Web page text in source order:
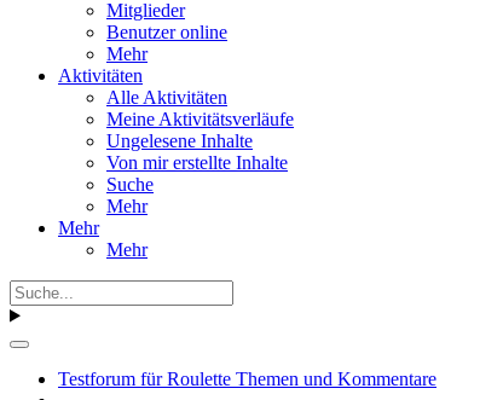
Mitglieder
Benutzer online
Mehr
Aktivitäten
Alle Aktivitäten
Meine Aktivitätsverläufe
Ungelesene Inhalte
Von mir erstellte Inhalte
Suche
Mehr
Mehr
Mehr
Testforum für Roulette Themen und Kommentare